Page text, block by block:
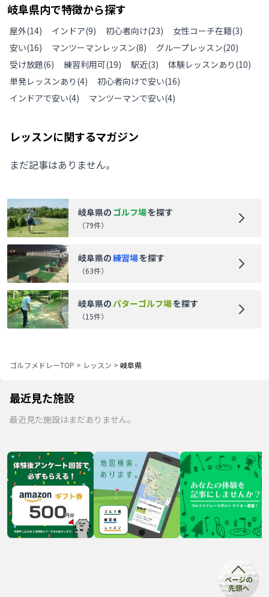
岐阜県内で特徴から探す
屋外(14) インドア(9) 初心者向け(23) 女性コーチ在籍(3)
安い(16) マンツーマンレッスン(8) グループレッスン(20)
受け放題(6) 練習利用可(19) 駅近(3) 体験レッスンあり (10)
単発レッスンあり (4) 初心者向けで安い(16)
インドアで安い(4) マンツーマンで安い(4)
レッスンに関するマガジン
まだ記事はありません。
岐阜県の ゴルフ場を探す
（79件）
岐阜県の練習場を探す
（63件）
岐阜県のパターゴルフ場を探す
（15件）
ゴルフメドレーTOP > レッスン > 岐阜県
最近見た施設
最近見た施設はまだありません。